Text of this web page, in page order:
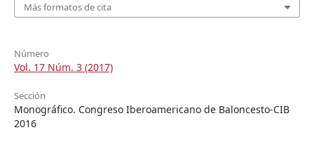
Más formatos de cita
Número
Vol. 17 Núm. 3 (2017)
Sección
Monográfico. Congreso Iberoamericano de Baloncesto-CIB
2016